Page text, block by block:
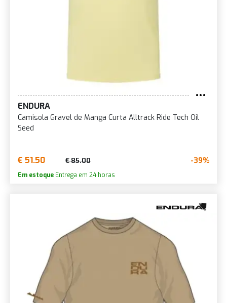
ENDURA
Camisola Gravel de Manga Curta Alltrack Ride Tech Oil
Seed
€ 51.50 € 85.00 -39%
Em estoque Entrega em 24 horas